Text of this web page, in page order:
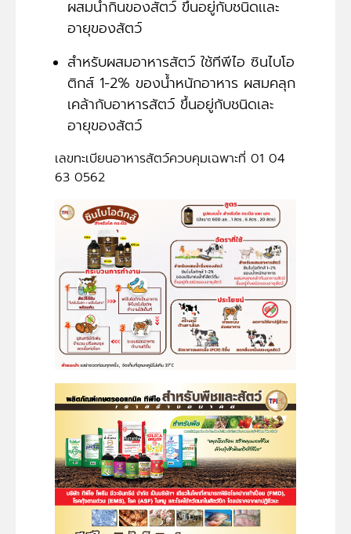
ผสมน้ำกินของสัตว์ ขึ้นอยู่กับชนิดเเละ
อายุของสัตว์
สำหรับผสมอาหารสัตว์ ใช้ทีพีไอ ซินไบโอ
ติกส์ 1-2% ของน้ำหนักอาหาร ผสมคลุก
เคล้ากับอาหารสัตว์ ขึ้นอยู่กับชนิดเละ
อายุของสัตว์
เลขทะเบียนอาหารสัตว์ควบคุมเฉพาะที่ 01 04
63 0562